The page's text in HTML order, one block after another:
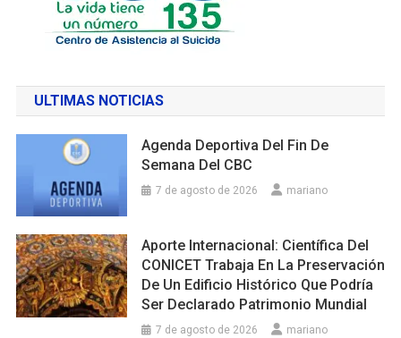
ULTIMAS NOTICIAS
Agenda Deportiva Del Fin De
Semana Del CBC
7 de agosto de 2026 mariano
Aporte Internacional: Científica Del
CONICET Trabaja En La Preservación
De Un Edificio Histórico Que Podría
Ser Declarado Patrimonio Mundial
7 de agosto de 2026 mariano